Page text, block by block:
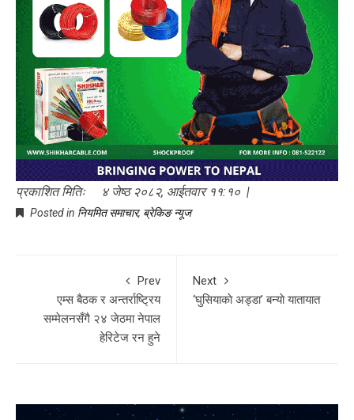
प्रकाशित मितिः ४ जेष्ठ २०८२, आईतवार ११:१० |
Posted in नियमित समाचार, ब्रेकिङ न्यूज
Prev
एम्स बैठक र अन्तर्राष्ट्रिय
सम्मेलनसँगै २४ जेठमा नेपाल
हेरिटेज रन हुने
Next
‘घुसियाकाे अड्डा’ बन्याे यातायात